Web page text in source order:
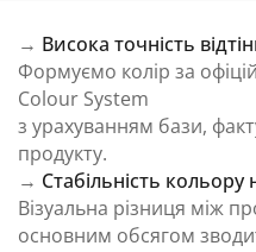
→ Висока точність
Формуємо колір за
Colour System
з урахуванням бази,
продукту.
→ Стабільність кольору
Візуальна різниця між
основним обсягом